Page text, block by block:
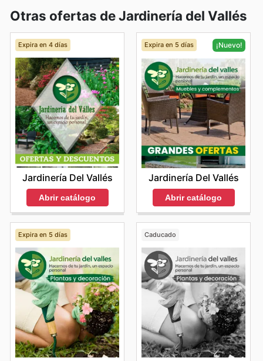
Otras ofertas de Jardinería del Vallés
Expira en 4 días
Jardinería Del Vallés
Abrir catálogo
Expira en 5 días ¡Nuevo!
Jardinería Del Vallés
Abrir catálogo
Expira en 5 días Caducado